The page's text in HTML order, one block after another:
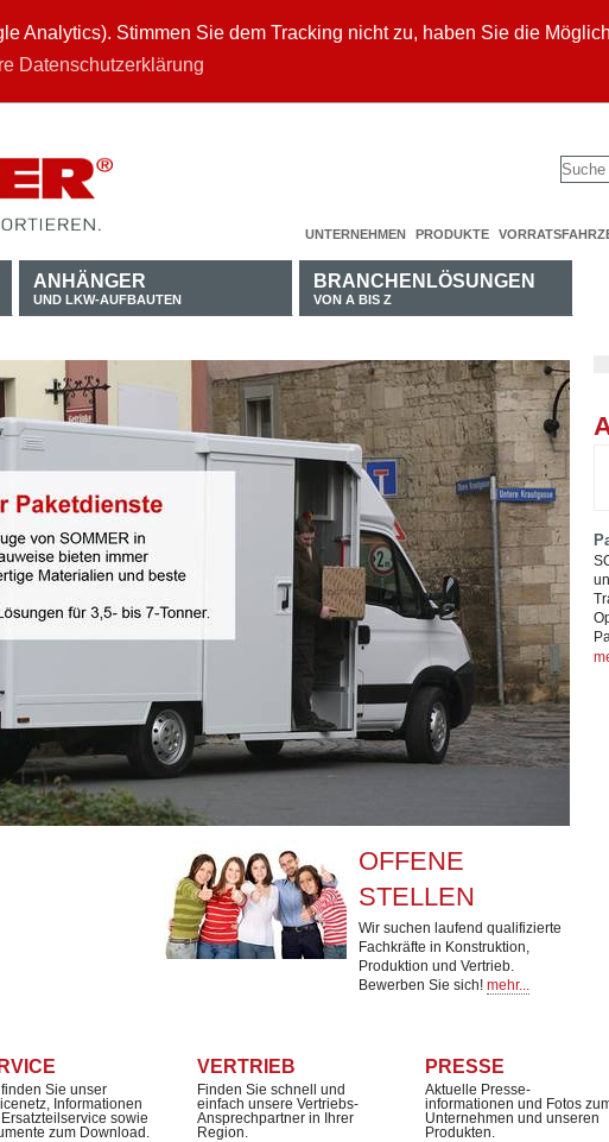
Analytics). Stimmen Sie dem Tracking nicht zu, haben Sie die
Datenschutzerklärung
UNTERNEHMEN PRODUKTE
ANHÄNGER
UND LKW-AUFBAUTEN
BRANCHENLÖSUNGEN
VON A BIS Z
OFFENE
STELLEN
Wir suchen laufend qualifizierte
Fachkräfte in Konstruktion,
Produktion und Vertrieb.
Bewerben Sie sich! mehr...
finden Sie unser
Informationen
sowie
zum Download.
VERTRIEB
Finden Sie schnell und
einfach unsere Vertriebs-
Ansprechpartner in Ihrer
Region.
PRESSE
Aktuelle Presse-
informationen und Fotos
Unternehmen und unseren
Produkten.